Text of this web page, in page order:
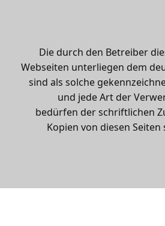
Die durch den Betreiber
Webseiten unterliegen dem
sind als solche
und jede Art der
bedürfen der schriftlichen
Kopien von diesen